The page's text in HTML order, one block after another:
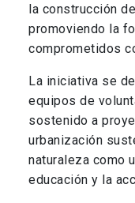
la construcción
promoviendo la
comprometidos
La iniciativa se
equipos de
sostenido a
urbanización
naturaleza como
educación y la